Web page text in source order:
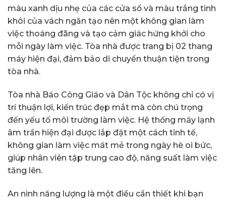
màu xanh dịu nhẹ của các cửa sổ và màu trắng tinh
khôi của vách ngăn tạo nên một không gian làm
việc thoáng đãng và tạo cảm giác hứng khởi cho
mỗi ngày làm việc. Tòa nhà được trang bị 02 thang
máy hiện đại, đảm bảo di chuyển thuận tiện trong
tòa nhà.
Tòa nhà Báo Công Giáo và Dân Tộc không chỉ có vị
trí thuận lợi, kiến trúc đẹp mắt mà còn chú trọng
đến yếu tố môi trường làm việc. Hệ thống máy lạnh
âm trần hiện đại được lắp đặt một cách tinh tế,
không gian làm việc mát mẻ trong ngày hè oi bức,
giúp nhân viên tập trung cao độ, năng suất làm việc
tăng lên.
An ninh năng lượng là một điều cần thiết khi bạn